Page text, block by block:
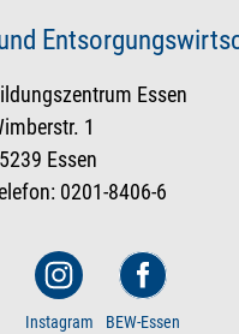
Essen
1
Essen
0201-8406-6
Instagram BEW-Essen